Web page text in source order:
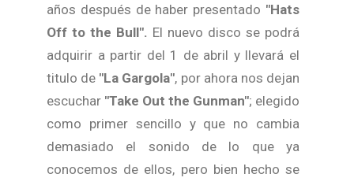
años después de haber presentado "Hats
Off to the Bull". El nuevo disco se podrá
adquirir a partir del 1 de abril y llevará el
titulo de "La Gargola", por ahora nos dejan
escuchar "Take Out the Gunman"; elegido
como primer sencillo y que no cambia
demasiado el sonido de lo que ya
conocemos de ellos, pero bien hecho se